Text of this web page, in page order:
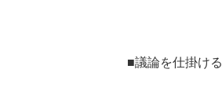
■議論を仕掛ける